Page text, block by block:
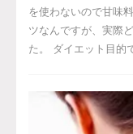
を使わないので甘味
ツなんですが、実際
た。 ダイエット目的